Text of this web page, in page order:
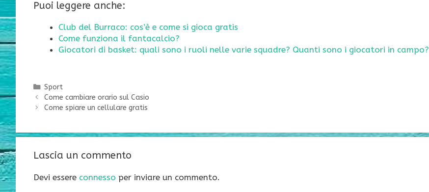
Puoi leggere anche:
Club del Burraco: cos’è e come si gioca gratis
Come funziona il fantacalcio?
Giocatori di basket: quali sono i ruoli nelle varie squadre? Quanti sono i giocatori in campo?
Categorie
Sport
Come cambiare orario sul Casio
Come spiare un cellulare gratis
Lascia un commento
Devi essere connesso per inviare un commento.